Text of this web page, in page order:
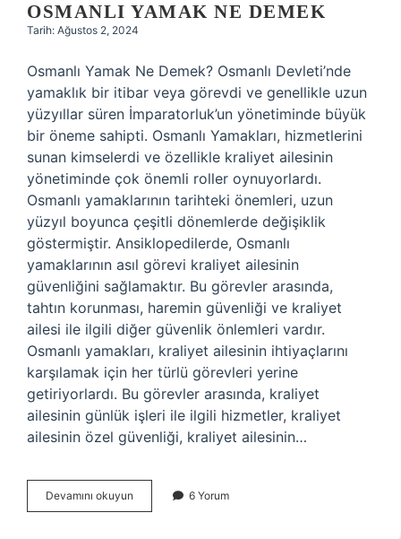
OSMANLI YAMAK NE DEMEK
Tarih: Ağustos 2, 2024
Osmanlı Yamak Ne Demek? Osmanlı Devleti’nde
yamaklık bir itibar veya görevdi ve genellikle uzun
yüzyıllar süren İmparatorluk’un yönetiminde büyük
bir öneme sahipti. Osmanlı Yamakları, hizmetlerini
sunan kimselerdi ve özellikle kraliyet ailesinin
yönetiminde çok önemli roller oynuyorlardı.
Osmanlı yamaklarının tarihteki önemleri, uzun
yüzyıl boyunca çeşitli dönemlerde değişiklik
göstermiştir. Ansiklopedilerde, Osmanlı
yamaklarının asıl görevi kraliyet ailesinin
güvenliğini sağlamaktır. Bu görevler arasında,
tahtın korunması, haremin güvenliği ve kraliyet
ailesi ile ilgili diğer güvenlik önlemleri vardır.
Osmanlı yamakları, kraliyet ailesinin ihtiyaçlarını
karşılamak için her türlü görevleri yerine
getiriyorlardı. Bu görevler arasında, kraliyet
ailesinin günlük işleri ile ilgili hizmetler, kraliyet
ailesinin özel güvenliği, kraliyet ailesinin…
Devamını okuyun
yamak
6 Yorum